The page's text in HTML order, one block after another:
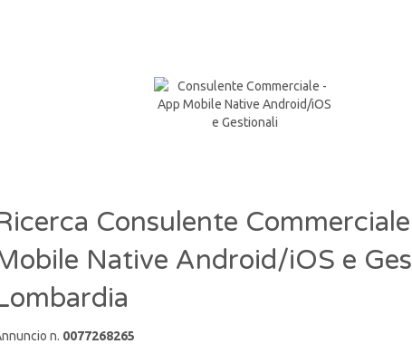
Consulente
Native Android/iOS e
n. 0077268265